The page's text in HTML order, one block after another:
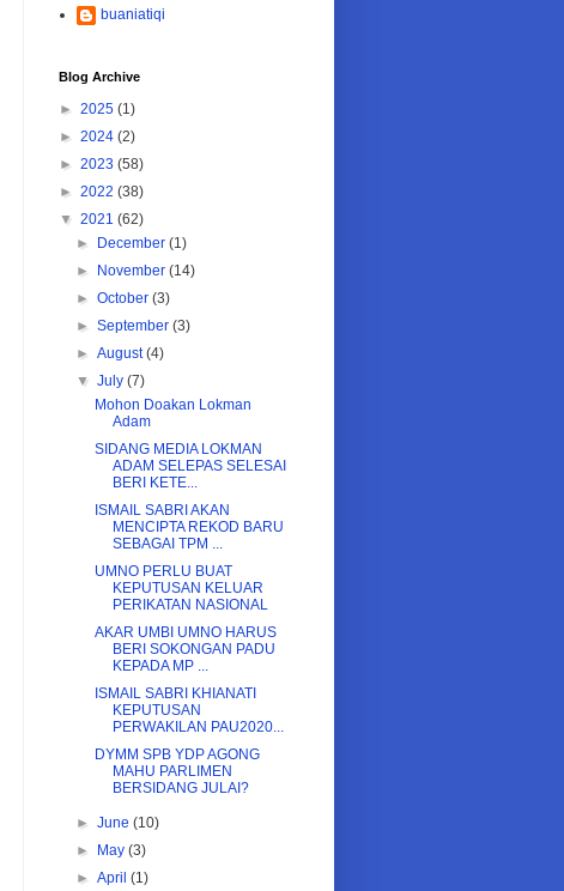
buaniatiqi
Blog Archive
► 2025 (1)
► 2024 (2)
► 2023 (58)
► 2022 (38)
▼ 2021 (62)
►
December(1)
►
November(14)
►October(3)
►September(3)
►August(4)
▼July(7)
Mohon Doakan Lokman
Adam
SIDANG MEDIA LOKMAN
ADAM SELEPAS SELESAI
BERI KETE...
ISMAIL SABRI AKAN
MENCIPTA REKOD BARU
SEBAGAI TPM ...
UMNO PERLU BUAT
KEPUTUSAN KELUAR
PERIKATAN NASIONAL
AKAR UMBI UMNO HARUS
BERI SOKONGAN PADU
KEPADA MP ...
ISMAIL SABRI KHIANATI
KEPUTUSAN
PERWAKILAN PAU2020...
DYMM SPB YDP AGONG
MAHU PARLIMEN
BERSIDANG JULAI?
►June(10)
►
May(3)
►April(1)